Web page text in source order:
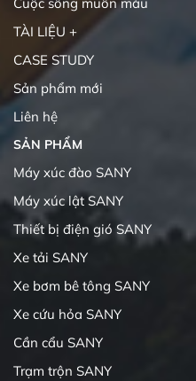
TÀI LIỆU +
CASE STUDY
Sản phẩm mới
Liên hệ
SẢN PHẨM
Máy xúc đào SANY
Máy xúc lật SANY
Thiết bị điện gió SANY
Xe tải SANY
Xe bơm bê tông SANY
Xe cứu hỏa SANY
Cần cẩu SANY
Trạm trộn SANY